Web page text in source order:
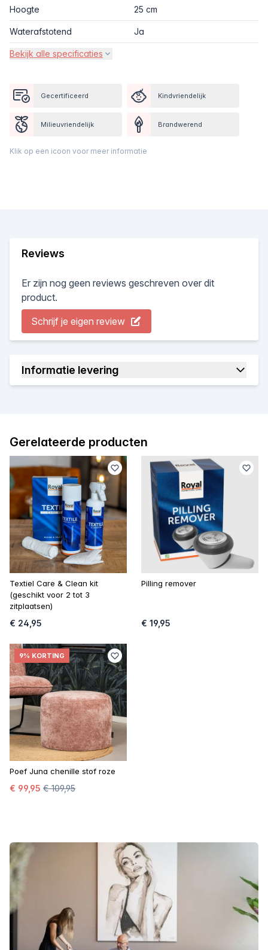
Hoogte 25 cm
Waterafstotend Ja
Bekijk alle specificaties
Gecertificeerd Kindvriendelijk
Milieuvriendelijk Brandwerend
Klik op een icoon voor meer informatie
Reviews
Er zijn nog geen reviews geschreven over dit
product.
Schrijf je eigen review
Informatie levering
Gerelateerde producten
Textiel Care & Clean kit
(geschikt voor 2 tot 3
zitplaatsen)
€ 24,95
Pilling remover
€ 19,95
9% KORTING
Poef Juna chenille stof roze
€ 99,95 € 109,95